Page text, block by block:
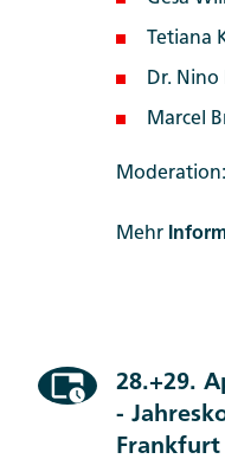
Tetiana
Dr.
Marcel
Mehr
28.+29.
-
Frankfurt